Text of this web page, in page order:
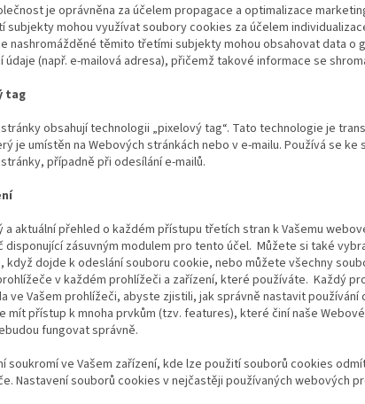
je oprávněna za účelem propagace a optimalizace
subjekty mohou využívat soubory cookies za účelem
nashromážděné těmito třetími subjekty mohou obsahovat data o
údaje (např. e-mailová adresa), přičemž takové informace se
tag
obsahují technologii „pixelový tag“. Tato technologie je
je umístěn na Webových stránkách nebo v e-mailu. Používá se
případně při odesílání e-mailů.
a aktuální přehled o každém přístupu třetích stran k Vašemu
disponující zásuvným modulem pro tento účel. Můžete si také
když dojde k odeslání souboru cookie, nebo můžete všechny
v každém prohlížeči a zařízení, které používáte. Každý
ve Vašem prohlížeči, abyste zjistili, jak správně nastavit
mít přístup k mnoha prvkům (tzv. features), které činí naše
fungovat správně.
soukromí ve Vašem zařízení, kde lze použití souborů cookies
Nastavení souborů cookies v nejčastěji používaných webových